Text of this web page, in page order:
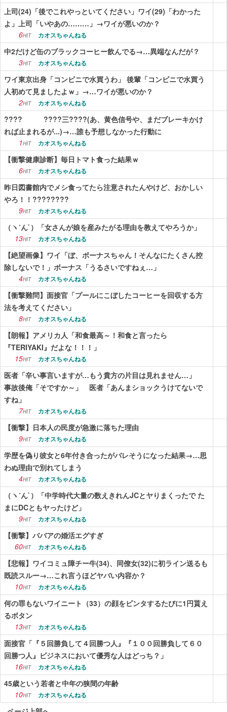
上司(24)「後でこれやっといてください」ワイ(29)「わかった
よ」上司「いやあの………」→ワイが悪いのか？
6HIT カオスちゃんねる
中2だけど缶のブラックコーヒー飲んでる→…異端なんだが？
3HIT カオスちゃんねる
ワイ東京出身「コンビニで水買うわ」 後輩「コンビニで水買う
人初めて見ましたよｗ」→…ワイが悪いのか？
2HIT カオスちゃんねる
???? ????三????(あ、黄色信号や、まだブレーキかけ
れば止まれるが...)→…誰も予想しなかった行動に
1HIT カオスちゃんねる
【衝撃健康診断】毎日トマト食った結果ｗ
6HIT カオスちゃんねる
昨日図書館内でメシ食ってたら注意されたんやけど、おかしい
やろ！！????????
9HIT カオスちゃんねる
（ヽ´ん`）「女さんが娘を産みたがる理由を教えてやろうか」
13HIT カオスちゃんねる
【絶望画像】ワイ「ぼ、ボーナスちゃん！そんなにたくさん控
除しないで！」ボーナス「うるさいですねぇ…」
4HIT カオスちゃんねる
【衝撃難問】面接官「プールにこぼしたコーヒーを回収する方
法を考えてください」
8HIT カオスちゃんねる
【朗報】アメリカ人「和食最高～！和食と言ったら
『TERIYAKI』だよな！！！」
15HIT カオスちゃんねる
医者「辛い事言いますが…もう貴方の片目は見れません…」
事故後俺「そですか～」 医者「あんまショックうけてないで
すね」
7HIT カオスちゃんねる
【衝撃】日本人の民度が急激に落ちた理由
9HIT カオスちゃんねる
学歴を偽り彼女と6年付き合ったがバレそうになった結果→…思
わぬ理由で別れてしまう
4HIT カオスちゃんねる
（ヽ´ん`）「中学時代大量の数えきれんJCとヤりまくったで た
まにDCともヤったけど」
9HIT カオスちゃんねる
【衝撃】ババアの婚活エグすぎ
60HIT カオスちゃんねる
【悲報】ワイコミュ障チー牛(34)、同僚女(32)に初ライン送るも
既読スルー→…これ言うほどヤバい内容か？
10HIT カオスちゃんねる
何の罪もないワイニート（33）の顔をビンタするたびに1円貰え
るボタン
13HIT カオスちゃんねる
面接官「『５回勝負して４回勝つ人』『１００回勝負して６０
回勝つ人』ビジネスにおいて優秀な人はどっち？」
16HIT カオスちゃんねる
45歳という若者と中年の狭間の年齢
10HIT カオスちゃんねる